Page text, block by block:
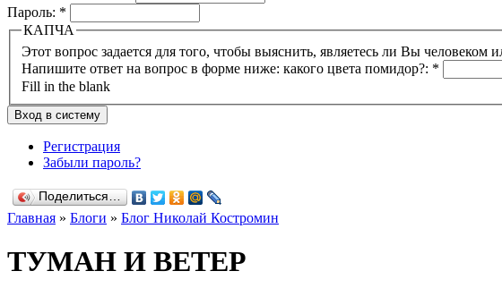
Пароль: *
КАПЧА
Этот вопрос задается
Напишите ответ на вопрос в форме ниже: какого цвета помидор?: *
Fill in the blank
Регистрация
Забыли пароль?
Поделиться…
Главная » Блоги » Блог Николай Костромин
ТУМАН И ВЕТЕР